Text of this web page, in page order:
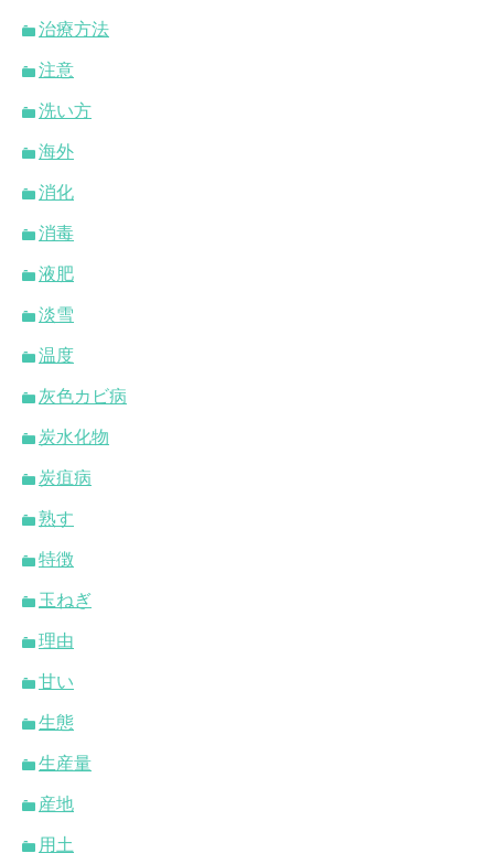
治療方法
注意
洗い方
海外
消化
消毒
液肥
淡雪
温度
灰色カビ病
炭水化物
炭疽病
熟す
特徴
玉ねぎ
理由
甘い
生態
生産量
産地
用土